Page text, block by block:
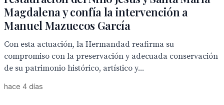
Magdalena y confía la intervención a
Manuel Mazuecos García
Con esta actuación, la Hermandad reafirma su
compromiso con la preservación y adecuada conservación
de su patrimonio histórico, artístico y...
hace 4 días